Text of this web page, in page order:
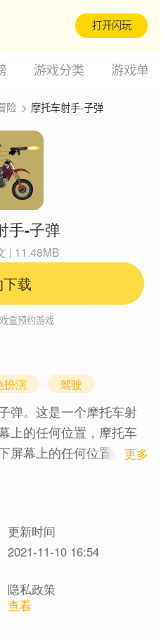
打开闪玩
游戏分类 游戏单
险 摩托车射手-子弹
手-子弹
| 11.48MB
载
盒预约游戏
扮演 驾驶
弹。这是一个摩托车射
上的任何位置，摩托车
屏幕上的任何位置，则
子弹与坦克相撞，得
1 更多
更新时间
2021-11-10 16:54
隐私政策
查看